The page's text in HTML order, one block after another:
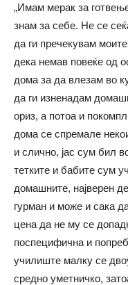
„Имам мерак за
знам за себе. Не се
да ги пречекувам
дека немав повеќе од
дома за да влезам во
да ги изненадам
ориз, а потоа и
дома се спремале
и слично, јас сум бил
тетките и бабите сум
домашните, најверен
гурман и може и сака
цена да не му се
поспецифична и
училиште малку се
средно уметничко,